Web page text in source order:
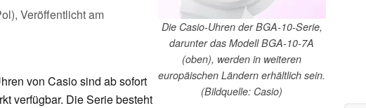
Die Casio-Uhren der BGA-10-Serie,
darunter das Modell BGA-10-7A
(oben), werden in weiteren
europäischen Ländern erhältlich sein.
(Bildquelle: Casio)
Veröffentlicht am
von Casio sind ab sofort
verfügbar. Die Serie besteht